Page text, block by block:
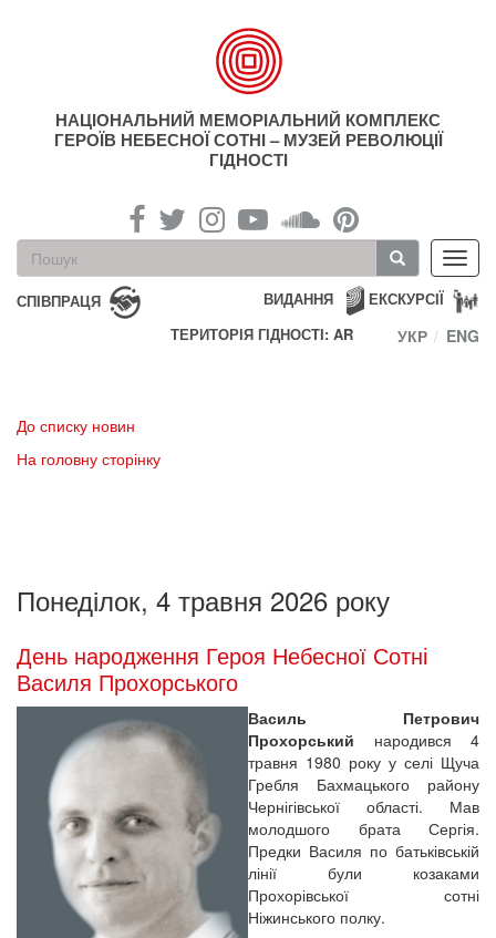
НАЦІОНАЛЬНИЙ МЕМОРІАЛЬНИЙ КОМПЛЕКС
ГЕРОЇВ НЕБЕСНОЇ СОТНІ – МУЗЕЙ РЕВОЛЮЦІЇ
ГІДНОСТІ
Пошукова
форма
Пошук
СПІВПРАЦЯ ЕКСКУРСІЇ
ВИДАННЯ
ТЕРИТОРІЯ ГІДНОСТІ: AR
УКР ENG
До списку новин
На головну сторінку
Понеділок, 4 травня 2026 року
День народження Героя Небесної Сотні
Василя Прохорського
Василь Петрович
Прохорський народився 4
травня 1980 року у селі Щуча
Гребля Бахмацького району
Чернігівської області. Мав
молодшого брата Сергія.
Предки Василя по батьківській
лінії були козаками
Прохорівської сотні
Ніжинського полку.